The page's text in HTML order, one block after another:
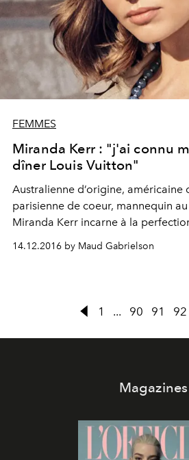
FEMMES
Miranda Kerr : "j'ai connu
dîner Louis Vuitton"
Australienne d’origine, américaine
parisienne de coeur, mannequin
Miranda Kerr incarne à la
Retour sur l’ascension d’un top
14.12.2016 by Maud Gabrielson
1 ... 90 91 92
Magazines